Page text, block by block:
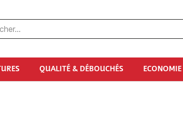
QUALITÉ & DÉBOUCHÉS ECONOMIE